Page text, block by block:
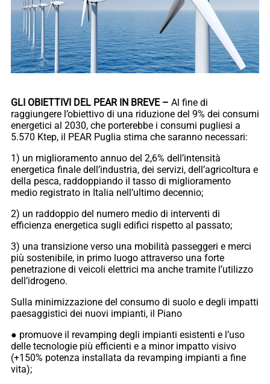
GLI OBIETTIVI DEL PEAR IN BREVE – Al fine di
raggiungere l’obiettivo di una riduzione del 9% dei consumi
energetici al 2030, che porterebbe i consumi pugliesi a
5.570 Ktep, il PEAR Puglia stima che saranno necessari:
1) un miglioramento annuo del 2,6% dell’intensità
energetica finale dell’industria, dei servizi, dell’agricoltura e
della pesca, raddoppiando il tasso di miglioramento
medio registrato in Italia nell’ultimo decennio;
2) un raddoppio del numero medio di interventi di
efficienza energetica sugli edifici rispetto al passato;
3) una transizione verso una mobilità passeggeri e merci
più sostenibile, in primo luogo attraverso una forte
penetrazione di veicoli elettrici ma anche tramite l’utilizzo
dell’idrogeno.
Sulla minimizzazione del consumo di suolo e degli impatti
paesaggistici dei nuovi impianti, il Piano
● promuove il revamping degli impianti esistenti e l’uso
delle tecnologie più efficienti e a minor impatto visivo
(+150% potenza installata da revamping impianti a fine
vita);